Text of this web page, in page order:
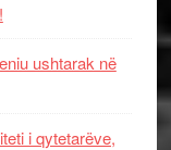
ushtarak në
i qytetarëve,